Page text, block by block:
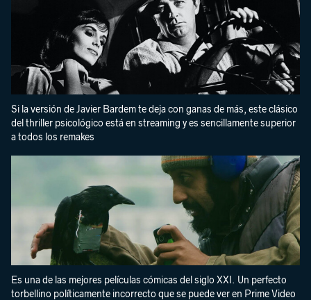
Si la versión de Javier Bardem te deja con ganas de más, este clásico
del thriller psicológico está en streaming y es sencillamente superior
a todos los remakes
Es una de las mejores películas cómicas del siglo XXI. Un perfecto
torbellino políticamente incorrecto que se puede ver en Prime Video